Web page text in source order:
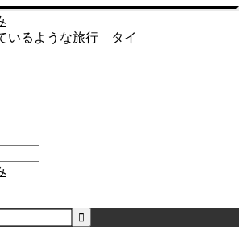
いるような旅行 タイ